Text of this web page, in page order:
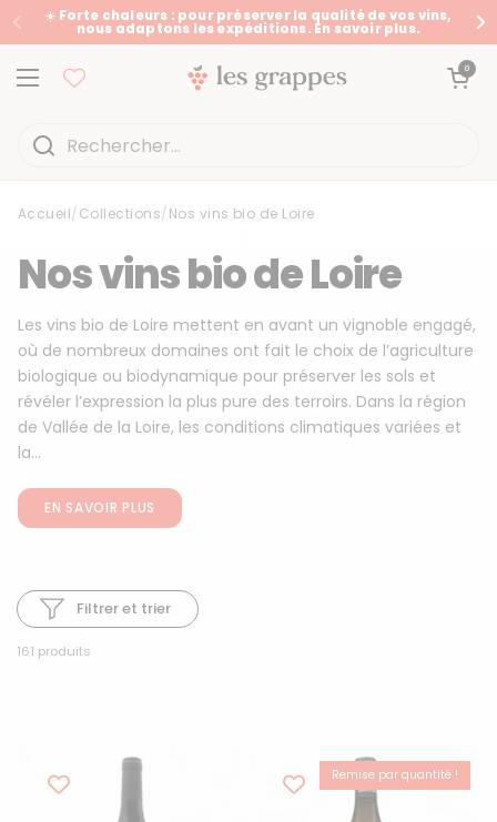
Passer au contenu
Précédent
☀️ Forte chaleurs : pour préserver la qualité de vos vins,
nous adaptons les expéditions. En savoir plus.
Ouvrir le menu
Ouvrir le panier
0
Accueil
Accueil/Collections/Nos vins bio de Loire
Nos vins bio de Loire
Les vins bio de Loire mettent en avant un vignoble engagé,
où de nombreux domaines ont fait le choix de l’agriculture
biologique ou biodynamique pour préserver les sols et
révéler l’expression la plus pure des terroirs. Dans la région
de Vallée de la Loire, les conditions climatiques variées et
la...
EN SAVOIR PLUS
161 produits
Filtrer et trier
Remise par quantité !
COUP DE CŒUR